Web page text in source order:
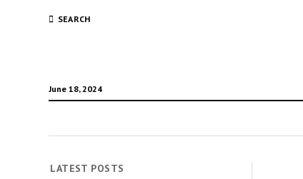
SEARCH
June 18, 2024
LATEST POSTS